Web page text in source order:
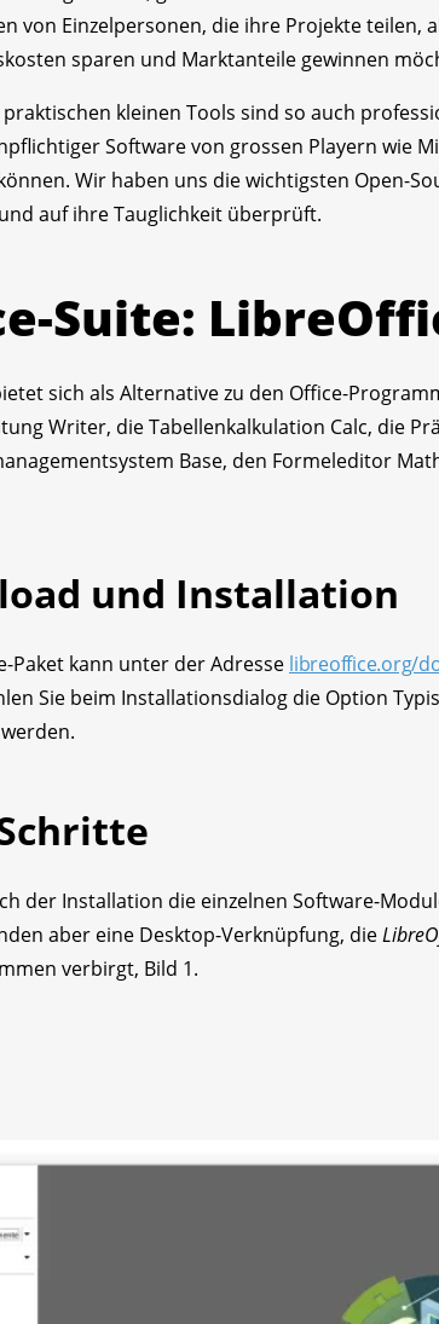
von Einzelpersonen, die ihre Projekte teilen,
sparen und Marktanteile gewinnen
kleinen Tools sind so auch
Software von grossen Playern wie
Wir haben uns die wichtigsten Open-
auf ihre Tauglichkeit überprüft.
Suite:
sich als Alternative zu den Office-
Writer, die Tabellenkalkulation Calc, die
Base, den Formeleditor
und Installation
Paket kann unter der Adresse libreoffice.org/
Sie beim Installationsdialog die Option
der Installation die einzelnen Software-
aber eine Desktop-Verknüpfung, die
verbirgt, Bild 1.